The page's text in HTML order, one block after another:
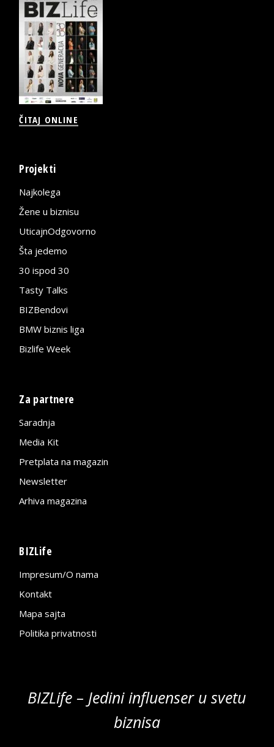
ČITAJ ONLINE
Projekti
Najkolega
Žene u biznisu
UticajnOdgovorno
Šta jedemo
30 ispod 30
Tasty Talks
BIZBendovi
BMW biznis liga
Bizlife Week
Za partnere
Saradnja
Media Kit
Pretplata na magazin
Newsletter
Arhiva magazina
BIZLife
Impresum/O nama
Kontakt
Mapa sajta
Politika privatnosti
BIZLife – Jedini influenser u svetu
biznisa